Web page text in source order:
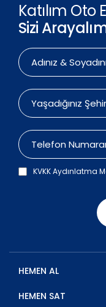
Katılım Oto
Sizi
KVKK Aydınlatma
HEMEN AL
HEMEN SAT